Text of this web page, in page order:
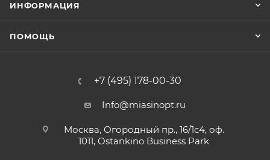
ИНФОРМАЦИЯ
ПОМОЩЬ
+7 (495) 178-00-30
Info@miasinopt.ru
Москва, Огородный пр., 16/1с4, оф.
1011, Ostankino Business Park